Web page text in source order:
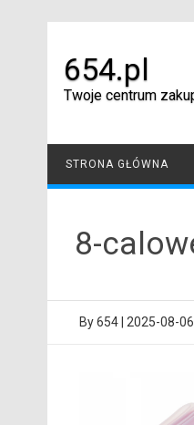
654.pl
Twoje centrum
STRONA GŁÓWNA
8-
By654 2025-08-06